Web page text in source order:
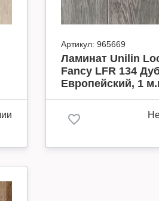
Артикул: 965669
Ламинат Unilin
Fancy LFR 134
Европейский, 1